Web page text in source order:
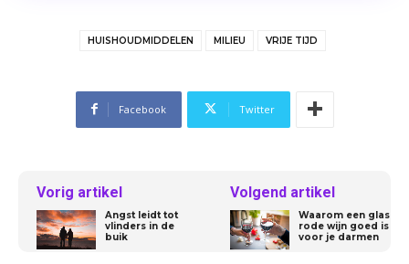
HUISHOUDMIDDELEN MILIEU VRIJE TIJD
Facebook Twitter
Vorig artikel
Angst leidt tot
vlinders in de
buik
Volgend artikel
Waarom een glas
rode wijn goed is
voor je darmen